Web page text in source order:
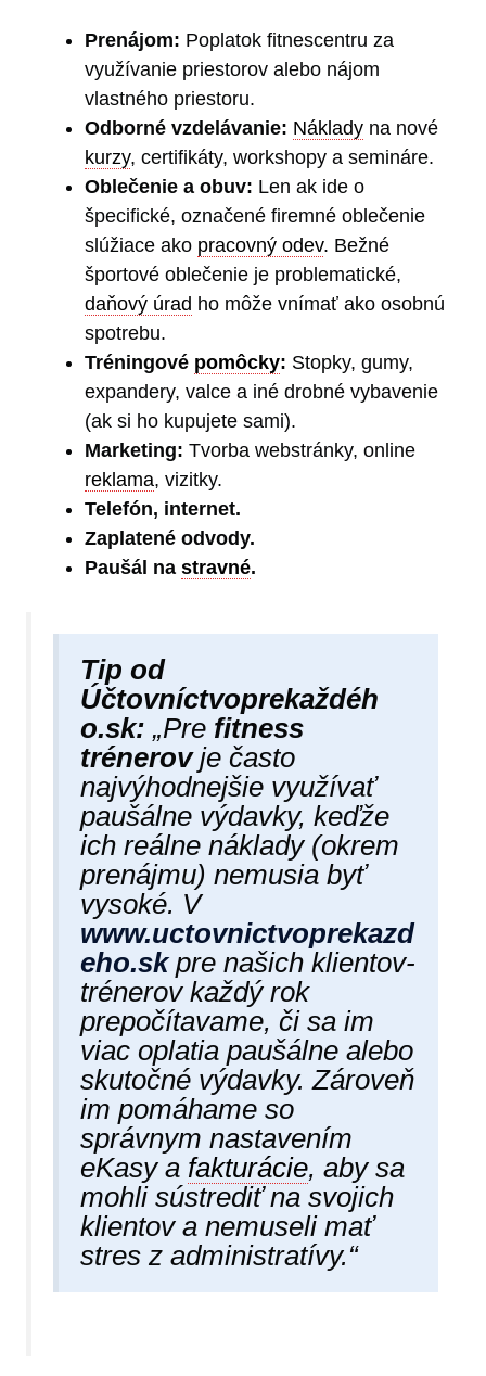
Prenájom: Poplatok fitnescentru za
využívanie priestorov alebo nájom
vlastného priestoru.
Odborné vzdelávanie: Náklady na nové
kurzy, certifikáty, workshopy a semináre.
Oblečenie a obuv: Len ak ide o
špecifické, označené firemné oblečenie
slúžiace ako pracovný odev. Bežné
športové oblečenie je problematické,
daňový úrad ho môže vnímať ako osobnú
spotrebu.
Tréningové pomôcky: Stopky, gumy,
expandery, valce a iné drobné vybavenie
(ak si ho kupujete sami).
Marketing: Tvorba webstránky, online
reklama, vizitky.
Telefón, internet.
Zaplatené odvody.
Paušál na stravné.
Tip od
Účtovníctvoprekaždéh​
o.sk: „Pre fitness
trénerovje často
najvýhodnejšie využívať
paušálne výdavky, keďže
ich reálne náklady (okrem
prenájmu) nemusia byť
vysoké. V
www.uctovnictvoprekazd
eho.sk pre našich klientov-
trénerov každý rok
prepočítavame, či sa im
viac oplatia paušálne alebo
skutočné výdavky. Zároveň
im pomáhame so
správnym nastavením
eKasy a fakturácie, aby sa
mohli sústrediť na svojich
klientov a nemuseli mať
stres z administratívy.“